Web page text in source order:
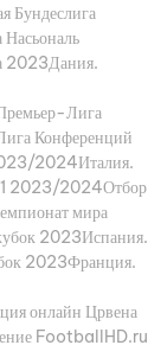
Бундеслига
2023Дания.
Лига
Конференций
2024Италия.
2023/2024Отбор
мира
2023Испания.
2023Франция.
онлайн Црвена
FootballHD.ru